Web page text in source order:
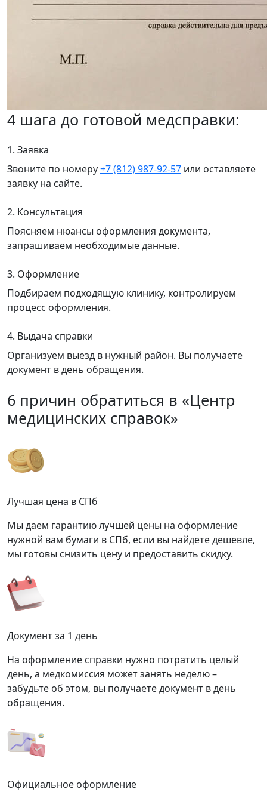
4 шага до готовой медсправки:
1. Заявка
Звоните по номеру+7 (812) 987-92-57 или оставляете
заявку на сайте.
2. Консультация
Поясняем нюансы оформления документа,
запрашиваем необходимые данные.
3. Оформление
Подбираем подходящую клинику, контролируем
процесс оформления.
4. Выдача справки
Организуем выезд в нужный район. Вы получаете
документ в день обращения.
6 причин обратиться в «Центр
медицинских справок»
Лучшая цена в СПб
Мы даем гарантию лучшей цены на оформление
нужной вам бумаги в СПб, если вы найдете дешевле,
мы готовы снизить цену и предоставить скидку.
Документ за 1 день
На оформление справки нужно потратить целый
день, а медкомиссия может занять неделю –
забудьте об этом, вы получаете документ в день
обращения.
Официальное оформление